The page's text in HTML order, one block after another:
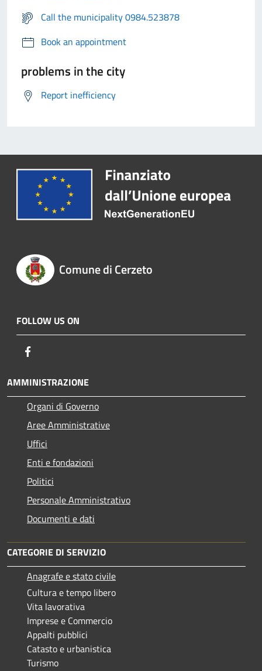
Call the municipality 0984.523878
Book an appointment
problems in the city
Report inefficiency
Comune di Cerzeto
FOLLOW US ON
AMMINISTRAZIONE
Organi di Governo
Aree Amministrative
Uffici
Enti e fondazioni
Politici
Personale Amministrativo
Documenti e dati
CATEGORIE DI SERVIZIO
Anagrafe e stato civile
Cultura e tempo libero
Vita lavorativa
Imprese e Commercio
Appalti pubblici
Catasto e urbanistica
Turismo